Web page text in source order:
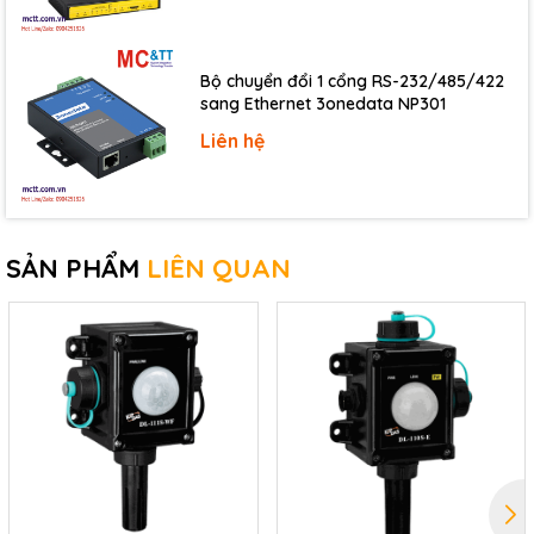
Bộ chuyển đổi 1 cổng RS-232/485/422
sang Ethernet 3onedata NP301
Liên hệ
SẢN PHẨM LIÊN QUAN